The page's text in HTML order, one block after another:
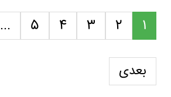
1
2
3
4
5
...
بعدی